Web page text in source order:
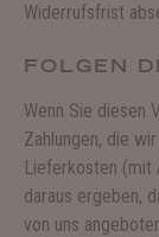
Widerrufsfrist
FOLGEN
Wenn Sie diesen
Zahlungen, die
Lieferkosten (mit
daraus ergeben,
von uns